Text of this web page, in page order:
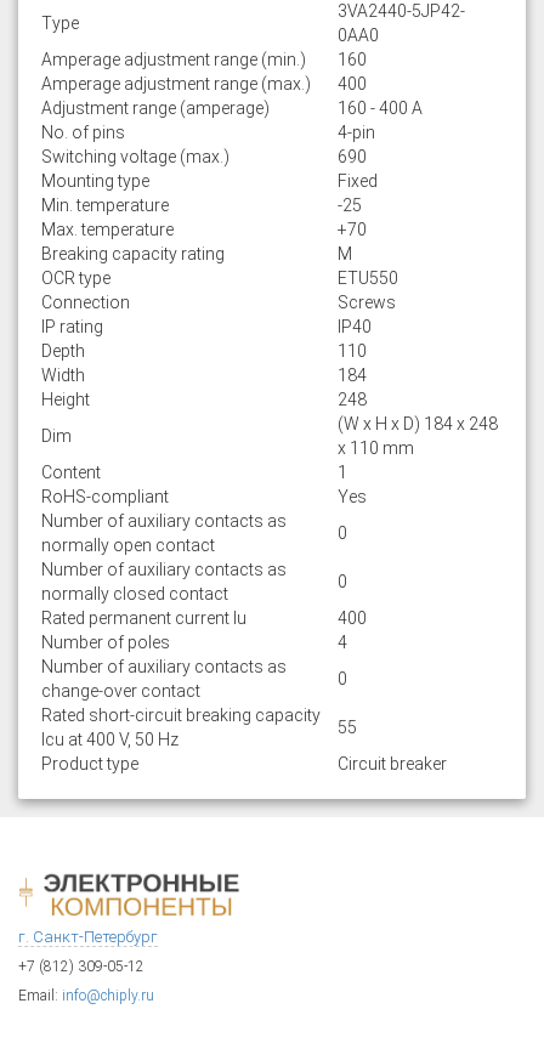
Type
3VA2440-5JP42-
0AA0
Amperage adjustment range (min.)
160
Amperage adjustment range (max.)
400
Adjustment range (amperage)
160 - 400 A
No. of pins
4-pin
Switching voltage (max.)
690
Mounting type
Fixed
Min. temperature
-25
Max. temperature
+70
Breaking capacity rating
M
OCR type
ETU550
Connection
Screws
IP rating
IP40
Depth
110
Width
184
Height
248
Dim
(W x H x D) 184 x 248
x 110 mm
Content
1
RoHS-compliant
Yes
Number of auxiliary contacts as
normally open contact
0
Number of auxiliary contacts as
normally closed contact
0
Rated permanent current Iu
400
Number of poles
4
Number of auxiliary contacts as
change-over contact
0
Rated short-circuit breaking capacity
lcu at 400 V, 50 Hz
55
Product type
Circuit breaker
г. Санкт-Петербург
+7 (812) 309-05-12
Email: info@chiply.ru